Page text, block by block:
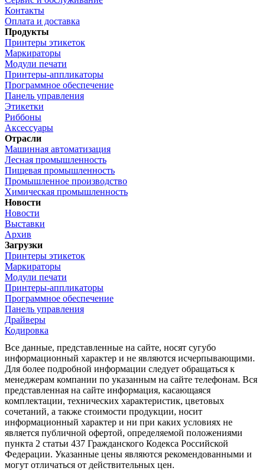
Контакты
Оплата и доставка
Продукты
Принтеры этикеток
Маркираторы
Модули печати
Принтеры-аппликаторы
Программное обеспечение
Панель управления
Этикетки
Риббоны
Аксессуары
Отрасли
Машинная автоматизация
Лесная промышленность
Пищевая промышленность
Промышленное производство
Химическая промышленность
Новости
Новости
Выставки
Архив
Загрузки
Принтеры этикеток
Маркираторы
Модули печати
Принтеры-аппликаторы
Программное обеспечение
Панель управления
Драйверы
Кодировка
Все данные, представленные на сайте, носят сугубо
информационный характер и не являются исчерпывающими.
Для более подробной информации следует обращаться к
менеджерам компании по указанным на сайте телефонам. Вся
представленная на сайте информация, касающаяся
комплектации, технических характеристик, цветовых
сочетаний, а также стоимости продукции, носит
информационный характер и ни при каких условиях не
является публичной офертой, определяемой положениями
пункта 2 статьи 437 Гражданского Кодекса Российской
Федерации. Указанные цены являются рекомендованными и
могут отличаться от действительных цен.